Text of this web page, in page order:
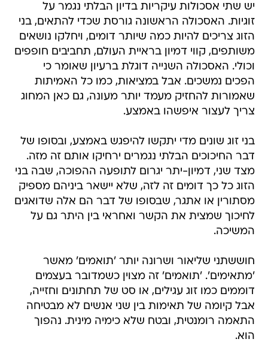
יש שתי אסכולות עיקריות בדיון הבלתי נגמר על
זוגיות. האסכולה הראשונה גורסת שכדי להתאים, בני
הזוג צריכים להיות כמה שיותר דומים, ויחלקו נושאים
משותפים, קווי דמיון בראיית העולם, תחביבים חופפים
וכולי. האסכולה השנייה דוגלת ברעיון שאומר כי
הפכים נמשכים. אבל במציאות, כמו כל האמיתות
שאמורות להחזיק מעמד יותר מעונה, גם כאן המחוג
צריך לעצור איפשהו באמצע.
בני זוג שונים מדי יתקשו להיפגש באמצע, ובסופו של
דבר החיכוכים הבלתי נגמרים ירחיקו אותם זה מזה.
מצד שני, דמיון-יתר יגרום לתופעה ההפוכה, שבה בני
הזוג כל כך דומים זה לזה, שלא יישאר ביניהם מספיק
מסתורין או אתגר, שבסופו של דבר הם אלה שדואגים
לחיכוך שמצית את הקשר ואחראי בין היתר גם על
המשיכה.
חוששתני שליאור ושרונה יותר 'תואמים' מאשר
'מתאימים'. 'תואמים' זה מצוין כשמדובר בעצמים
דוממים כמו זוג עגילים, או סט של תחתונים וחזייה,
אבל קיומה של תאימות בין שני אנשים לא מבטיחה
התאמה רומנטית, ובטח שלא כימיה מינית. נהפוך
הוא.